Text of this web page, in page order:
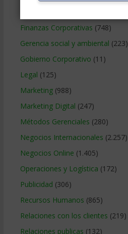
Finanzas Corporativas (748)
Gerencia social y ambiental (223)
Gobierno Corporativo (11)
Legal (125)
Marketing(988)
Marketing Digital (247)
Métodos Gerenciales (280)
Negocios Internacionales (2.257)
Negocios Online (1.405)
Operaciones y Logística (172)
Publicidad (306)
Recursos Humanos (865)
Relaciones con los clientes (219)
Relaciones publicas (132)